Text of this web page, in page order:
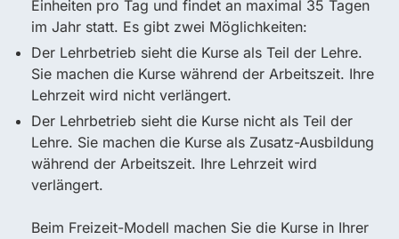
Einheiten pro Tag und findet an maximal 35 Tagen
im Jahr statt. Es gibt zwei Möglichkeiten:
Der Lehrbetrieb sieht die Kurse als Teil der Lehre.
Sie machen die Kurse während der Arbeitszeit. Ihre
Lehrzeit wird nicht verlängert.
Der Lehrbetrieb sieht die Kurse nicht als Teil der
Lehre. Sie machen die Kurse als Zusatz-Ausbildung
während der Arbeitszeit. Ihre Lehrzeit wird
verlängert.
Beim Freizeit-Modell machen Sie die Kurse in Ihrer